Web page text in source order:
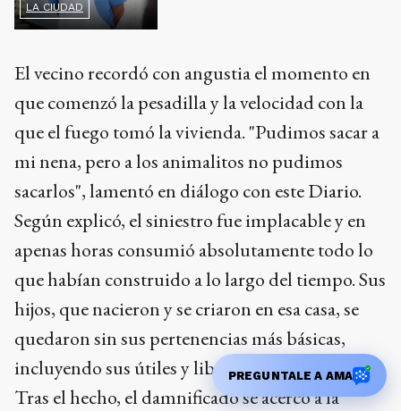
LA CIUDAD
El vecino recordó con angustia el momento en
que comenzó la pesadilla y la velocidad con la
que el fuego tomó la vivienda. "Pudimos sacar a
mi nena, pero a los animalitos no pudimos
sacarlos", lamentó en diálogo con este Diario.
Según explicó, el siniestro fue implacable y en
apenas horas consumió absolutamente todo lo
que habían construido a lo largo del tiempo. Sus
hijos, que nacieron y se criaron en esa casa, se
quedaron sin sus pertenencias más básicas,
incluyendo sus útiles y libros escolares.
Tras el hecho, el damnificado se acercó a la
PREGUNTALE A AMA